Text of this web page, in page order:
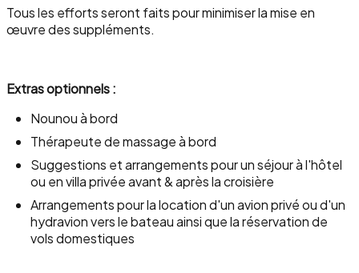
Tous les efforts seront faits pour minimiser la mise en
œuvre des suppléments.
Extras optionnels :
Nounou à bord
Thérapeute de massage à bord
Suggestions et arrangements pour un séjour à l'hôtel
ou en villa privée avant & après la croisière
Arrangements pour la location d'un avion privé ou d'un
hydravion vers le bateau ainsi que la réservation de
vols domestiques